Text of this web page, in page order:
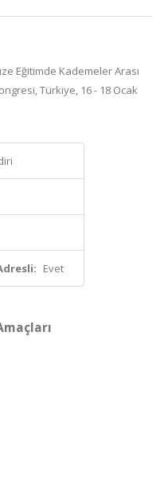
Eğitimde Kademeler Arası
Türkiye, 16 - 18 Ocak
Evet